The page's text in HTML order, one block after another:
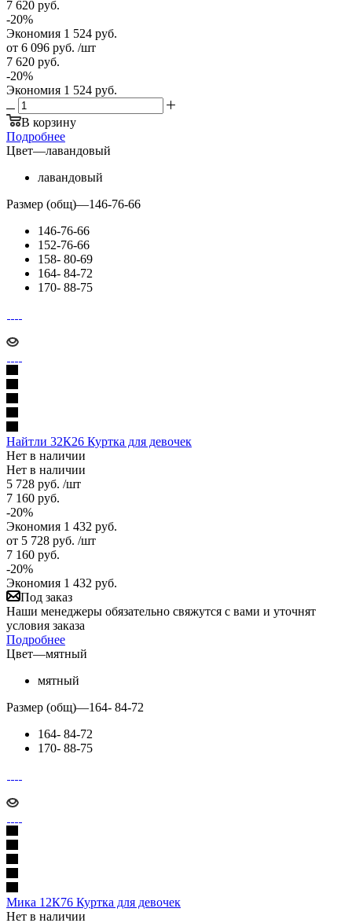
7 620 руб.
-20%
Экономия 1 524 руб.
от 6 096 руб. /шт
7 620 руб.
-20%
Экономия 1 524 руб.
В корзину
Подробнее
Цвет—лавандовый
лавандовый
Размер (общ)—146-76-66
146-76-66
152-76-66
158- 80-69
164- 84-72
170- 88-75
Найтли 32К26 Куртка для девочек
Нет в наличии
Нет в наличии
5 728 руб. /шт
7 160 руб.
-20%
Экономия 1 432 руб.
от 5 728 руб. /шт
7 160 руб.
-20%
Экономия 1 432 руб.
Под заказ
Наши менеджеры обязательно свяжутся с вами и уточнят
условия заказа
Подробнее
Цвет—мятный
мятный
Размер (общ)—164- 84-72
164- 84-72
170- 88-75
Мика 12К76 Куртка для девочек
Нет в наличии